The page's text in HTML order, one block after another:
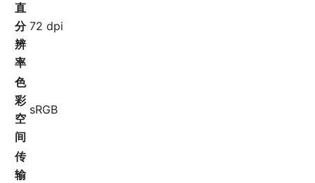
直
分
辨
率
72 dpi
色
彩
空
间
sRGB
传
输